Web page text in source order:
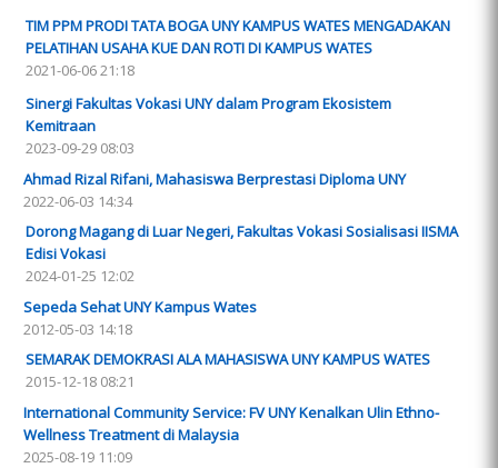
TIM PPM PRODI TATA BOGA UNY KAMPUS WATES MENGADAKAN
PELATIHAN USAHA KUE DAN ROTI DI KAMPUS WATES
2021-06-06 21:18
Sinergi Fakultas Vokasi UNY dalam Program Ekosistem
Kemitraan
2023-09-29 08:03
Ahmad Rizal Rifani, Mahasiswa Berprestasi Diploma UNY
2022-06-03 14:34
Dorong Magang di Luar Negeri, Fakultas Vokasi Sosialisasi IISMA
Edisi Vokasi
2024-01-25 12:02
Sepeda Sehat UNY Kampus Wates
2012-05-03 14:18
SEMARAK DEMOKRASI ALA MAHASISWA UNY KAMPUS WATES
2015-12-18 08:21
International Community Service: FV UNY Kenalkan Ulin Ethno-
Wellness Treatment di Malaysia
2025-08-19 11:09